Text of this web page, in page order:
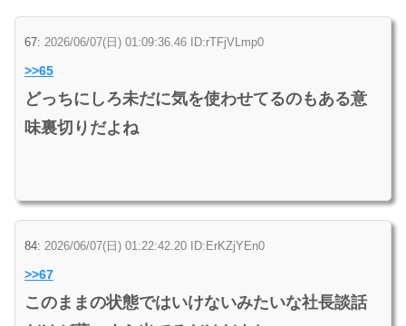
67: 2026/06/07(日) 01:09:36.46 ID:rTFjVLmp0
>>65
どっちにしろ未だに気を使わせてるのもある意
味裏切りだよね
84: 2026/06/07(日) 01:22:42.20 ID:ErKZjYEn0
>>67
このままの状態ではいけないみたいな社長談話